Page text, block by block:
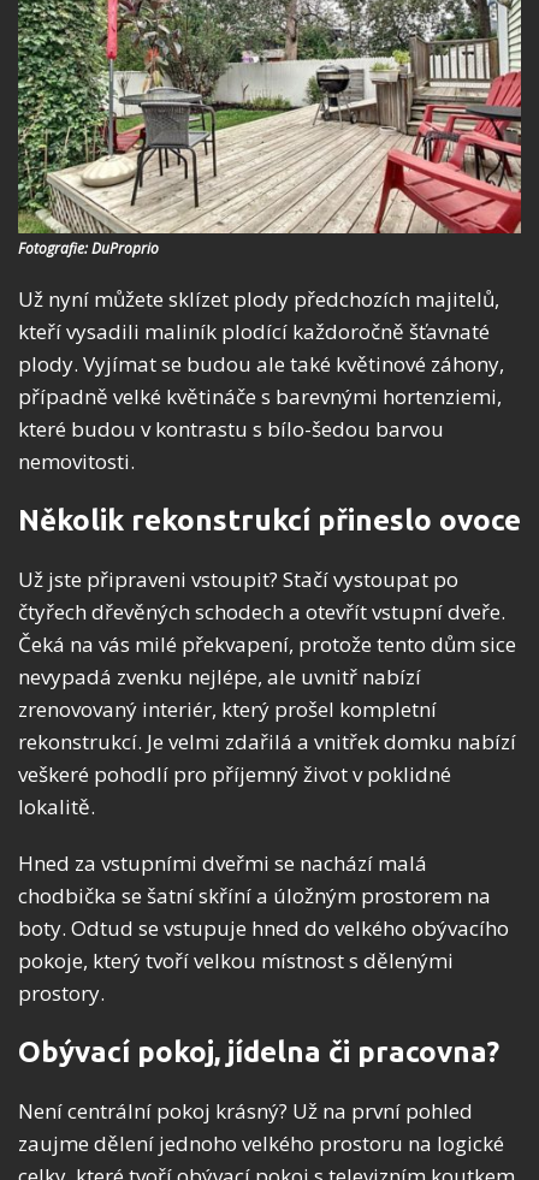
Fotografie: DuProprio
Už nyní můžete sklízet plody předchozích majitelů,
kteří vysadili maliník plodící každoročně šťavnaté
plody. Vyjímat se budou ale také květinové záhony,
případně velké květináče s barevnými hortenziemi,
které budou v kontrastu s bílo-šedou barvou
nemovitosti.
Několik rekonstrukcí přineslo ovoce
Už jste připraveni vstoupit? Stačí vystoupat po
čtyřech dřevěných schodech a otevřít vstupní dveře.
Čeká na vás milé překvapení, protože tento dům sice
nevypadá zvenku nejlépe, ale uvnitř nabízí
zrenovovaný interiér, který prošel kompletní
rekonstrukcí. Je velmi zdařilá a vnitřek domku nabízí
veškeré pohodlí pro příjemný život v poklidné
lokalitě.
Hned za vstupními dveřmi se nachází malá
chodbička se šatní skříní a úložným prostorem na
boty. Odtud se vstupuje hned do velkého obývacího
pokoje, který tvoří velkou místnost s dělenými
prostory.
Obývací pokoj, jídelna či pracovna?
Není centrální pokoj krásný? Už na první pohled
zaujme dělení jednoho velkého prostoru na logické